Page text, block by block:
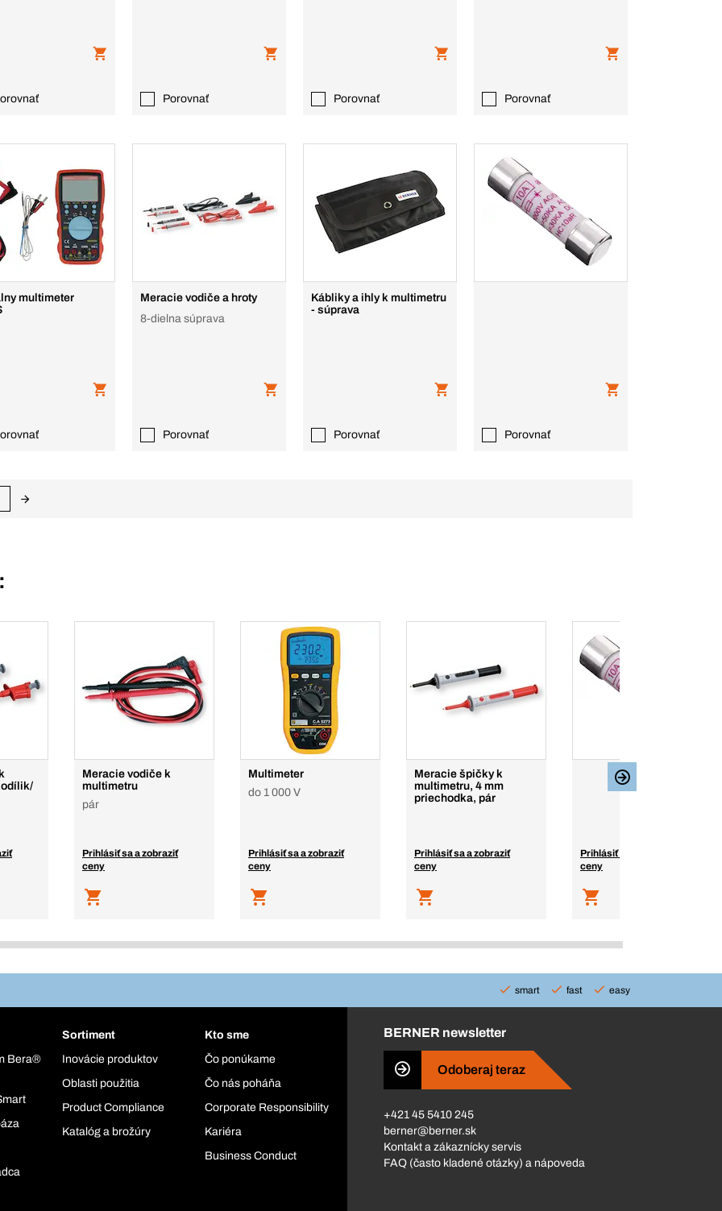
Porovnať Porovnať Porovnať
multimeter
Meracie vodiče a hroty
8-dielna súprava
Porovnať
Kábliky a ihly k multimetru
- súprava
Porovnať Porovnať
Meracie vodiče k
multimetru
pár
Prihlásiť sa a zobraziť
ceny
Multimeter
do 1 000 V
Prihlásiť sa a zobraziť
ceny
Meracie špičky k
multimetru, 4 mm
priechodka, pár
Prihlásiť sa a zobraziť
ceny
Prihlásiť sa a zobraziť
ceny
smart fast easy
Bera®
Sortiment
Inovácie produktov
Oblasti použitia
Product Compliance
Katalóg a brožúry
Kto sme
Čo ponúkame
Čo nás poháňa
Corporate Responsibility
Kariéra
Business Conduct
BERNER newsletter
Odoberaj teraz
+421 45 5410 245
berner@berner.sk
Kontakt a zákaznícky servis
FAQ (často kladené otázky) a nápoveda